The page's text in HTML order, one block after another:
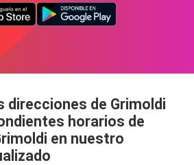
direcciones de Grimoldi
horarios de
en nuestro